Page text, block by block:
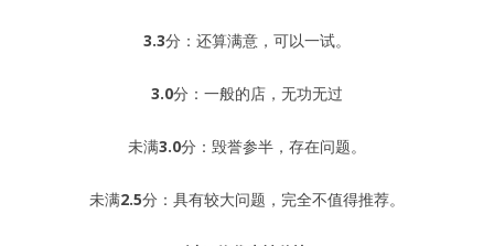
3.3分：还算满意，可以一试。
3.0分：一般的店，无功无过
未满3.0分：毁誉参半，存在问题。
未满2.5分：具有较大问题，完全不值得推荐。